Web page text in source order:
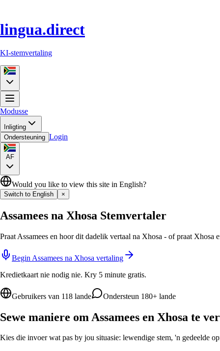
lingua.direct
KI-stemvertaling
Modusse
Inligting
Ondersteuning Login
AF
Would you like to view this site in English?
Switch to English ×
Assamees na Xhosa Stemvertaler
Praat Assamees en hoor dit dadelik vertaal na Xhosa - of praat
Begin Assamees na Xhosa vertaling
Kredietkaart nie nodig nie. Kry 5 minute gratis.
Gebruikers van 118 lande Ondersteun 180+ lande
Sewe maniere om Assamees en Xhosa te
Kies die invoer wat pas by jou situasie: lewendige stem, 'n gedeelde